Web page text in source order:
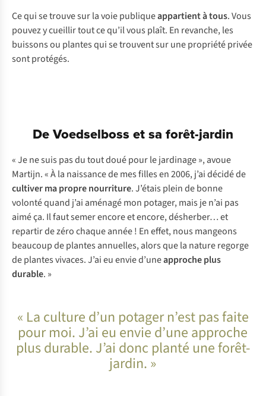
Cequisetrouvesurlavoiepubliqueappartientàtous.Vous
pouvezycueillirtoutcequ’ilvous plaît. En revanche,les
buissonsou plantesquisetrouventsurunepropriétéprivée
sontprotégés.
De Voedselboss et sa forêt-jardin
« Je ne suis pas du tout doué pour le jardinage », avoue
Martijn. « À la naissance de mes filles en 2006, j’ai décidé de
cultiver ma propre nourriture. J’étais plein de bonne
volonté quand j’ai aménagé mon potager, mais je n’ai pas
aimé ça. Il faut semer encore et encore, désherber… et
repartir de zéro chaque année ! En effet, nous mangeons
beaucoup de plantes annuelles, alors que la nature regorge
de plantes vivaces. J’ai eu envie d’uneapproche plus
durable. »
« La culture d’un potager n’est pas faite
pour moi. J’ai eu envie d’une approche
plus durable. J’ai donc planté une forêt-
jardin. »